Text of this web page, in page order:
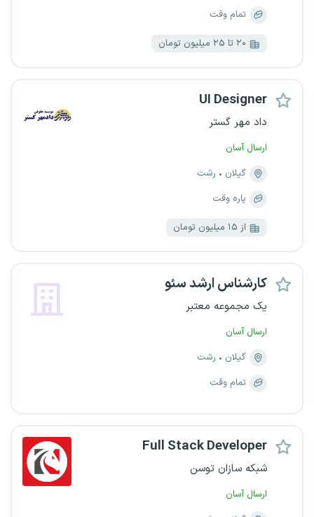
تمام وقت
۲۰ تا ۲۵ میلیون تومان
UI Designer
داد مهر گستر
ارسال آسان
گیلان
رشت
پاره وقت
از ۱۵ میلیون تومان
کارشناس ارشد سئو
یک مجموعه معتبر
ارسال آسان
گیلان
رشت
تمام وقت
Full Stack Developer
شبکه سازان توسن
ارسال آسان